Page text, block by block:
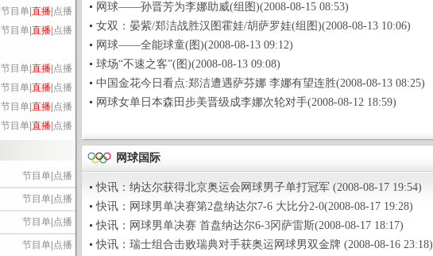
节目单 直播 点播
节目单 直播 点播
节目单 直播 点播
节目单 直播 点播
节目单 直播 点播
节目单 直播 点播
节目单 点播
节目单 点播
节目单 点播
节目单 点播
网球——孙晋芳为李娜助威(组图)(2008-08-15 08:53)
女双：晏紫/郑洁战胜汉图霍娃/胡萨罗娃(组图)(2008-08-13 10:06)
网球——全能球童(图)(2008-08-13 09:12)
球场“不速之客”(图)(2008-08-13 09:08)
中国金花今日看点:郑洁遭遇萨芬娜 李娜有望连胜(2008-08-13 08:25)
网球女单日本森田步美晋级成李娜次轮对手(2008-08-12 18:59)
网球国际
快讯：纳达尔获得北京奥运会网球男子单打冠军 (2008-08-17 19:54)
快讯：网球男单决赛第2盘纳达尔7-6 大比分2-0(2008-08-17 19:28)
快讯：网球男单决赛 首盘纳达尔6-3冈萨雷斯(2008-08-17 18:17)
快讯：瑞士组合击败瑞典对手获奥运网球男双金牌 (2008-08-16 23:18)